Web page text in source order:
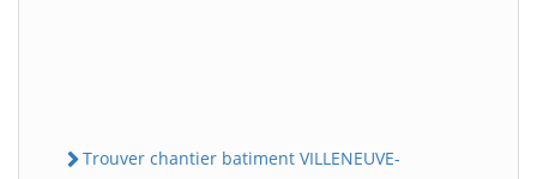
Trouver chantier batiment VILLENEUVE-